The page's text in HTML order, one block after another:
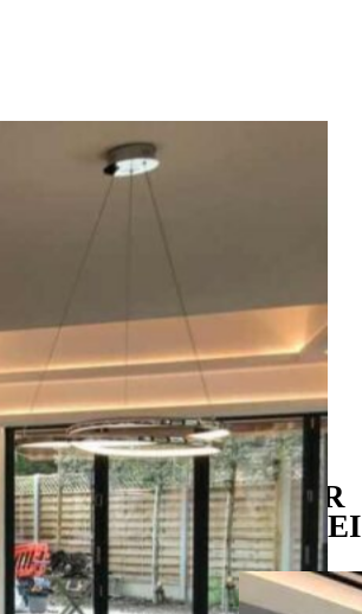
VIVIENDA
UNIFAMILIAR
CANNOCK,
UNIDO